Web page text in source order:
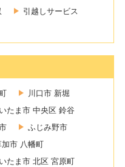
引越しサービス
川口市 新堀
たま市 中央区 鈴谷
ふじみ野市
加市 八幡町
たま市 北区 宮原町